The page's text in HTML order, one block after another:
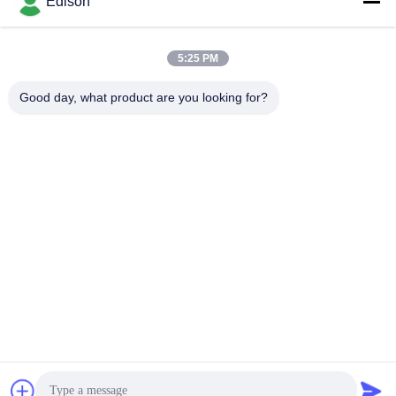
5:25 PM
Good day, what product are you looking for?